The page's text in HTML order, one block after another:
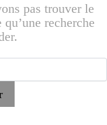
pas trouver le
recherche